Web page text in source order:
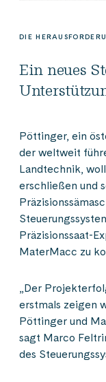
DIE
Ein neues
Pöttinger, ein
der weltweit
Landtechnik,
erschließen und
Präzisionssaat-
MaterMacc zu
„Der
erstmals zeigen
Pöttinger und
sagt Marco
des